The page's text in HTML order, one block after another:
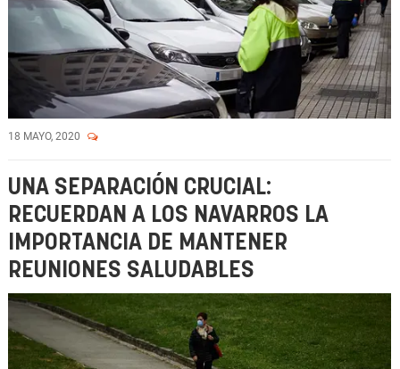
18 MAYO, 2020
UNA SEPARACIÓN CRUCIAL:
RECUERDAN A LOS NAVARROS LA
IMPORTANCIA DE MANTENER
REUNIONES SALUDABLES